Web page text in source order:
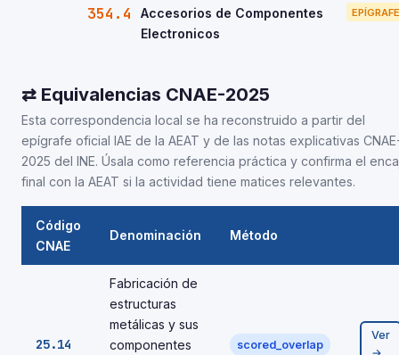
354.4
Accesorios de Componentes
Electronicos
EPÍGRAFE
⇄ Equivalencias CNAE-2025
Esta correspondencia local se ha reconstruido a partir del
epígrafe oficial IAE de la AEAT y de las notas explicativas
2025 del INE. Úsala como referencia práctica y confirma el
final con la AEAT si la actividad tiene matices relevantes.
Código
CNAE
Denominación Método
25.14
Fabricación de
estructuras
metálicas y sus
componentes
scored_overlap
Ver